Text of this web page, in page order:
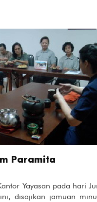
Paramita
Yayasan pada hari
disajikan jamuan